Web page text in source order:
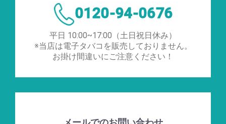
0120-94-0676
平日 10:00~17:00（土日祝日休み）
※当店は電子タバコを販売しておりません。
お掛け間違いにご注意ください！